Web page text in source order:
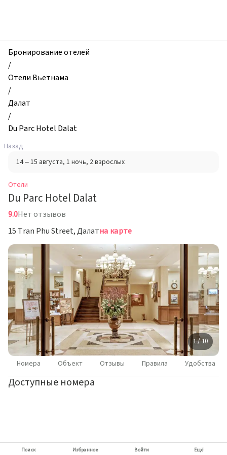
Du
Parc
Hotel
Dalat,
Далат,
Вьетнам
Бронирование отелей
/
Отели Вьетнама
/
Далат
/
Du Parc Hotel Dalat
Назад
14 – 15 августа, 1 ночь, 2 взрослых
Отели
Du Parc Hotel Dalat
9.0Нет отзывов
15 Tran Phu Street, Далатна карте
1 / 10
Номера Объект Отзывы Правила Удобства
Доступные номера
Поиск Избранное Войти Ещё